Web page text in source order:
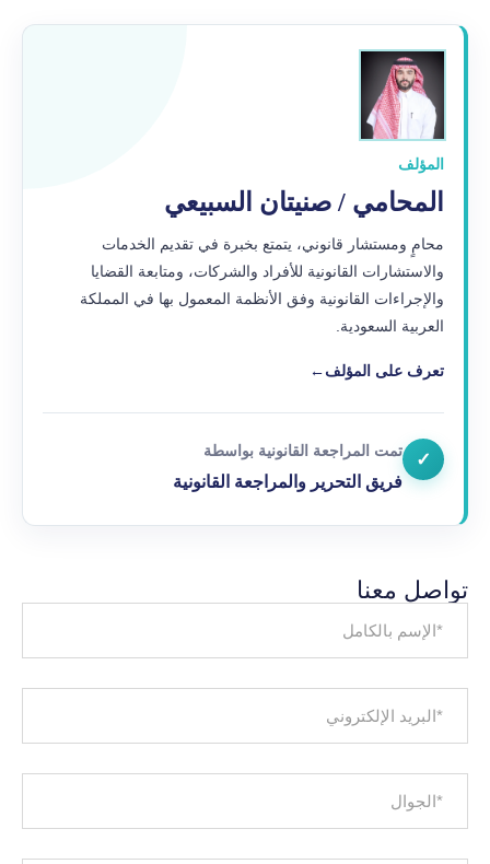
المؤلف
المحامي / صنيتان السبيعي
محامٍ ومستشار قانوني، يتمتع بخبرة في تقديم الخدمات
والاستشارات القانونية للأفراد والشركات، ومتابعة القضايا
والإجراءات القانونية وفق الأنظمة المعمول بها في المملكة
العربية السعودية.
تعرف على المؤلف←
✓ تمت المراجعة القانونية بواسطة
فريق التحرير والمراجعة القانونية
تواصل معنا